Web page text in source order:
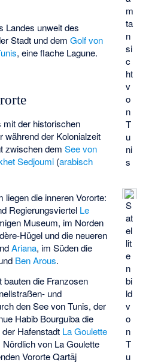
m
ta
n
si
c
ht
v
o
n
T
u
ni
s
S
at
el
lit
e
n
bi
ld
v
o
n
T
u
Landes unweit des
Stadt und demGolf von
, eine flache Lagune.
mit der historischen
während der Kolonialzeit
zwischen demSee von
Sedjoumi (arabisch
liegen die inneren Vororte:
Regierungsviertel Le
Museum, im Norden
Hügel und die neueren
Ariana, im Süden die
Ben Arous.
bauten die Franzosen
und
den See von Tunis, der
Habib Bourguibadie
Hafenstadt La Goulette
von La Goulette
Vororte Qartāj